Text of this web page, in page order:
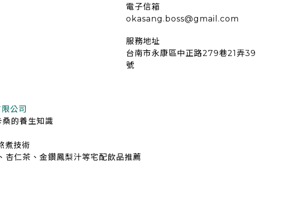
電子信箱
okasang.boss@gmail.com
服務地址
台南市永康區中正路279巷21弄39
號
公司
的養生知識
煮技術
杏仁茶、金鑽鳳梨汁等宅配飲品推薦